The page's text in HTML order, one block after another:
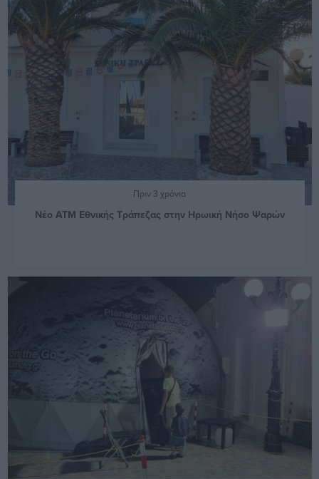
Πριν 3 χρόνια
Νέο ΑΤΜ Εθνικής Τράπεζας στην Ηρωική Νήσο Ψαρών